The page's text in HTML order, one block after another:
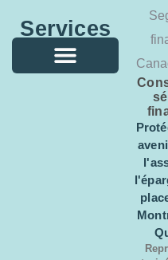
Services